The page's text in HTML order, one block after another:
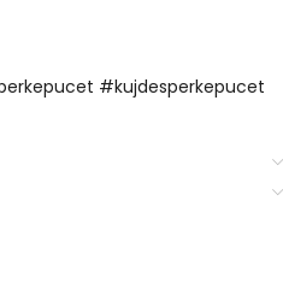
#kujdesperkepucet